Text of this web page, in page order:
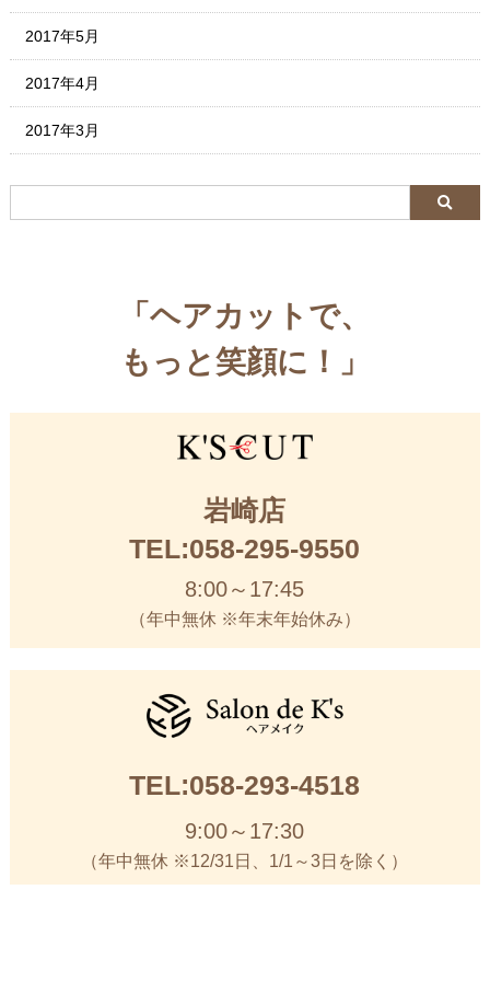
2017年5月
2017年4月
2017年3月
「ヘアカットで、
もっと笑顔に！」
岩崎店
TEL:058-295-9550
8:00～17:45
（年中無休 ※年末年始休み）
TEL:058-293-4518
9:00～17:30
（年中無休 ※12/31日、1/1～3日を除く）